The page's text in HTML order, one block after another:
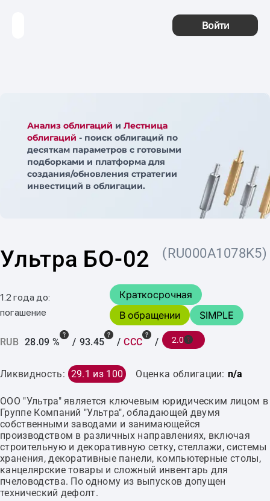
Войти
Анализ облигаций и Лестница
облигаций - поиск облигаций по
десяткам параметров с готовыми
подборками и платформа для
создания/обновления стратегии
инвестиций в облигации.
Ультра БО-02 (RU000A1078K5)
1.2 года до:
погашение
Краткосрочная
В обращении
SIMPLE
RUB 28.09 % / 93.45 / CCC / 2.0
Ликвидность: 29.1 из 100 Оценка облигации: n/a
ООО "Ультра" является ключевым юридическим лицом в
Группе Компаний "Ультра", обладающей двумя
собственными заводами и занимающейся
производством в различных направлениях, включая
строительную и декоративную сетку, стеллажи, системы
хранения, декоративные панели, компьютерные столы,
канцелярские товары и сложный инвентарь для
пчеловодства. По одному из выпусков допущен
технический дефолт.